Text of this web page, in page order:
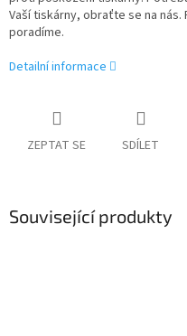
Vaší tiskárny, obraťte se na nás.
poradíme.
Detailní informace
ZEPTAT SE SDÍLET
Související produkty